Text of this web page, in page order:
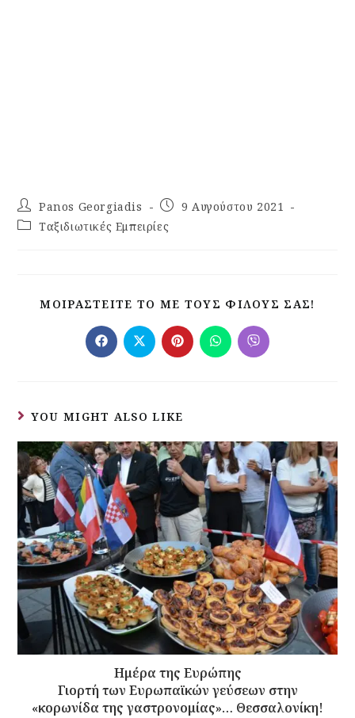
Panos Georgiadis
9 Αυγούστου 2021
Ταξιδιωτικές Εμπειρίες
ΜΟΙΡΑΣΤΕΊΤΕ ΤΟ ΜΕ ΤΟΥΣ ΦΊΛΟΥΣ ΣΑΣ!
YOU MIGHT ALSO LIKE
Ημέρα της Ευρώπης
Γιορτή των Ευρωπαϊκών γεύσεων στην
«κορωνίδα της γαστρονομίας»… Θεσσαλονίκη!